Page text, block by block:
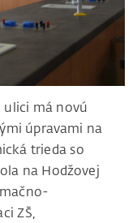
ulici má novú
úpravami na
trieda so
na Hodžovej
ZŠ,